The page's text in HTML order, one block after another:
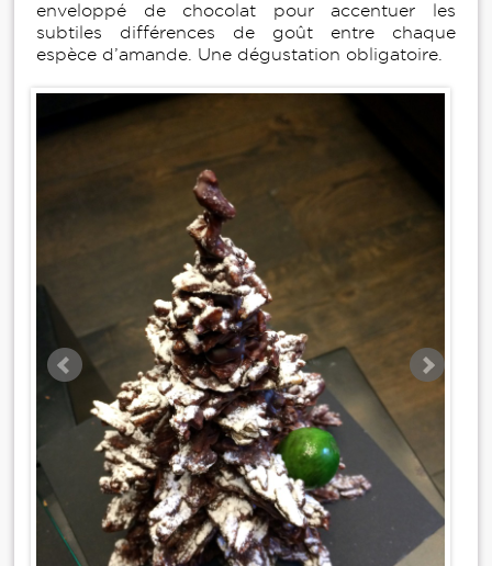
enveloppé de chocolat pour accentuer les
subtiles différences de goût entre chaque
espèce d’amande. Une dégustation obligatoire.